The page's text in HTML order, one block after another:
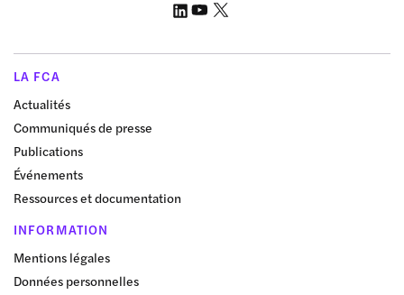
LA FCA
Actualités
Communiqués de presse
Publications
Événements
Ressources et documentation
INFORMATION
Mentions légales
Données personnelles